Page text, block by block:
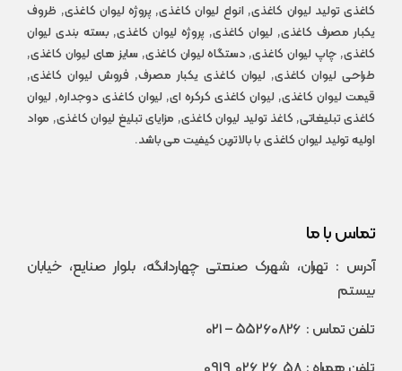
کاغذی تولید لیوان کاغذی, انواع لیوان کاغذی, پروژه لیوان کاغذی, ظروف
یکبار مصرف کاغذی, لیوان کاغذی, پروژه لیوان کاغذی, بسته بندی لیوان
کاغذی, چاپ لیوان کاغذی, دستگاه لیوان کاغذی, سایز های لیوان کاغذی,
طراحی لیوان کاغذی, لیوان کاغذی یکبار مصرف, فروش لیوان کاغذی,
قیمت لیوان کاغذی, لیوان کاغذی کرکره ای, لیوان کاغذی دوجداره, لیوان
کاغذی تبلیغاتی, کاغذ تولید لیوان کاغذی, مزایای تبلیغ لیوان کاغذی, مواد
اولیه تولید لیوان کاغذی با بالاترین کیفیت می باشد.
تماس با ما
آدرس : تهران، شهرک صنعتی چهاردانگه، بلوار صنایع، خیابان
بیستم
تلفن تماس : 55260826
– 021